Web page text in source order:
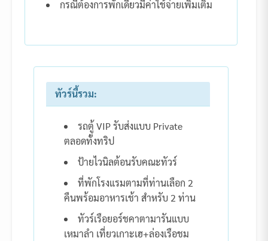
กรณีต้องการพักเดี่ยวมีค่าใช้จ่ายเพิ่มเติม
ทัวร์นี้รวม:
รถตู้ VIP รับส่งแบบ Private
ตลอดทั้งทริป
ป้ายไวนิลต้อนรับคณะทัวร์
ที่พักโรงแรมตามที่ท่านเลือก 2
คืนพร้อมอาหารเช้า สำหรับ 2 ท่าน
ทัวร์เรือยอร์ชคาตามารันแบบ
เหมาลำ เที่ยวเกาะเฮ+ล่องเรือชม